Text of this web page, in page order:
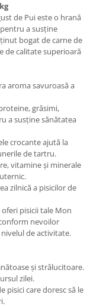
de Pui este o hrană
a susține
bogat de carne de
de calitate superioară
aroma savuroasă a
grăsimi,
a susține sănătatea
crocante ajută la
de tartru.
vitamine și minerale
zilnică a pisicilor de
pisicii tale Mon
nevoilor
de activitate.
și strălucitoare.
zilei.
pisici care doresc să le